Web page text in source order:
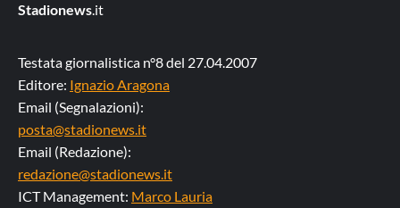
Stadionews.it
Testata giornalistica n°8 del 27.04.2007
Editore: Ignazio Aragona
Email (Segnalazioni):
posta@stadionews.it
Email (Redazione):
redazione@stadionews.it
ICT Management: Marco Lauria